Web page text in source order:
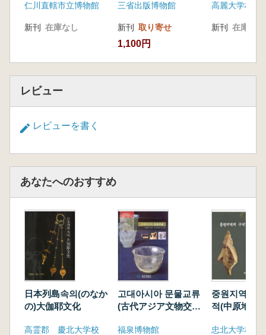
仁川直轄市立博物館
新刊 在庫なし
三省出版博物館
新刊 取り寄せ
1,100円
高麗大学校博
新刊 在庫なし
レビュー
レビューを書く
あなたへのおすすめ
日本列島속의(のなか
の)大伽耶文化
高霊郡 慶北大学校
고대아시아 문물교류
(古代アジア文物交
福泉博物館
중원지역의
적(中原地域
忠北大学校博